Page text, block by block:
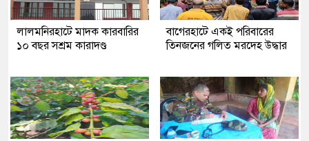
লালমনিরহাটে মাদক কারবারির
১০ বছর সশ্রম কারাদণ্ড
‎বাগেরহাটে একই পরিবারের
তিনজনের গলিত মরদেহ উদ্ধার